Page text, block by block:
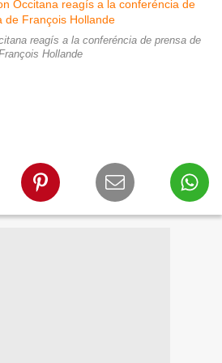
reagís a la conferéncia de prensa de
Hollande